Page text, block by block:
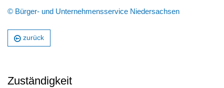
© Bürger- und Unternehmensservice Niedersachsen
zurück
Zuständigkeit